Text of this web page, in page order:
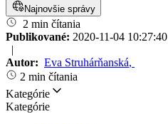
Najnovšie správy
2 min čítania
Publikované: 2020-11-04 10:27:40
|
Autor: Eva Struhárňanská,
2 min čítania
Kategórie
Kategórie